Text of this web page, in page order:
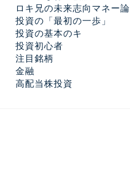
ロキ兄の未来志向マネー論
投資の「最初の一歩」
投資の基本のキ
投資初心者
注目銘柄
金融
高配当株投資